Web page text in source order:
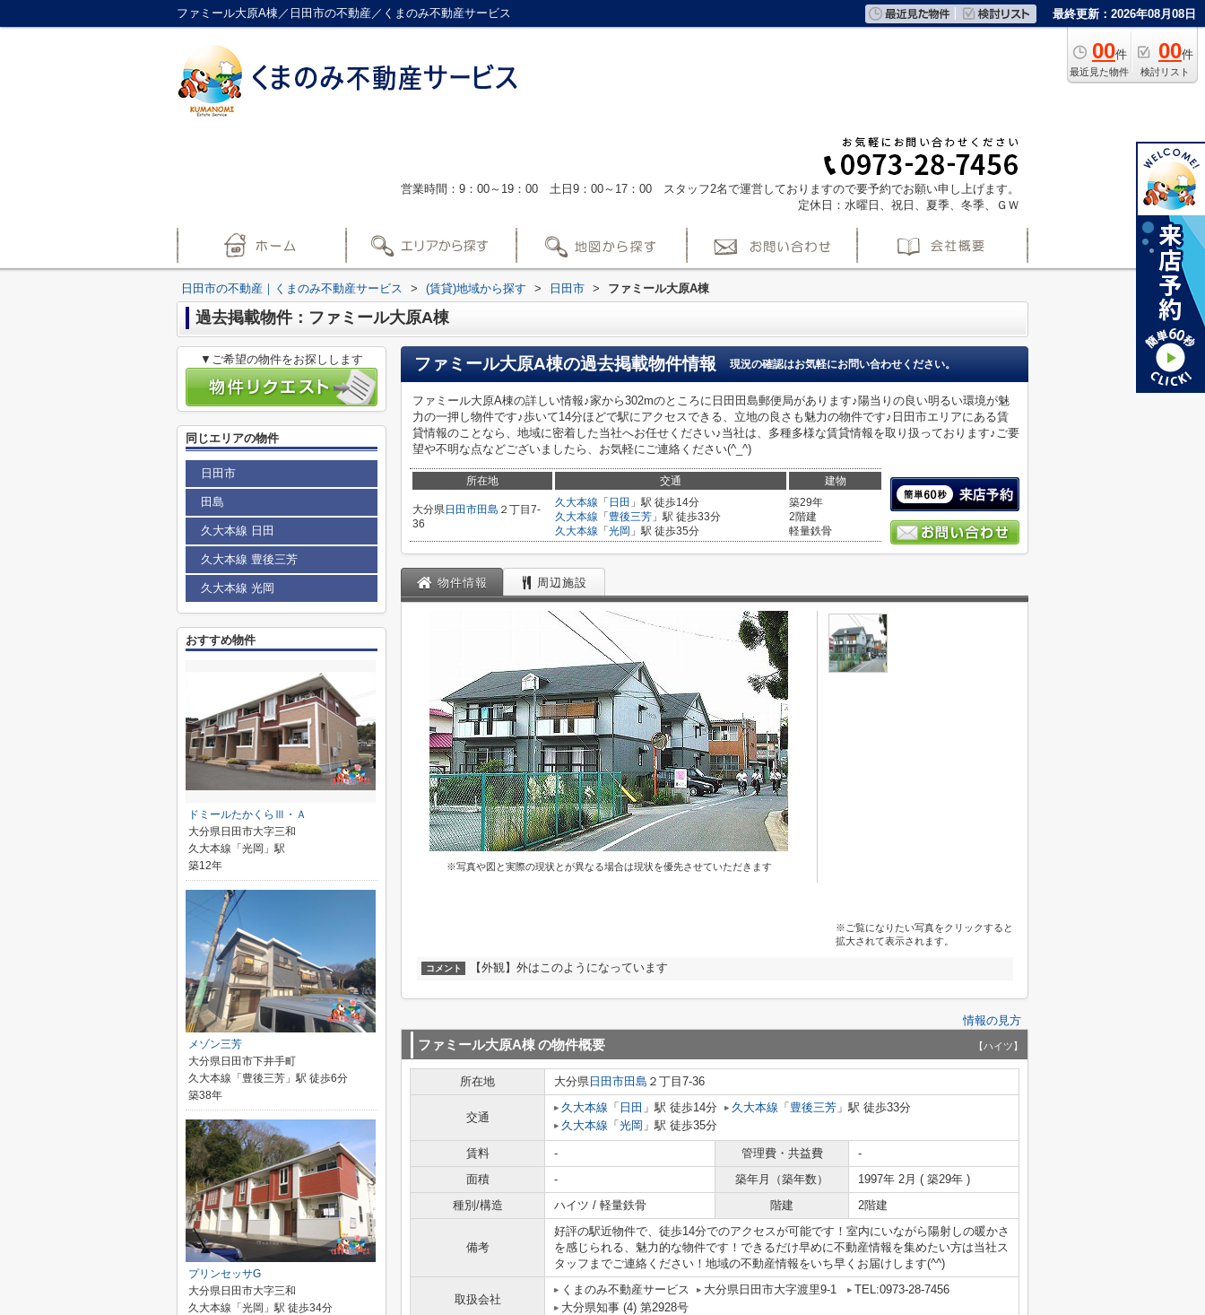
ファミール大原A棟／日田市の不動産／くまのみ不動産サービス 最終更新：2026年08月08日
00件
最近見た物件
00件
検討リスト
営業時間：9：00～19：00 土日9：00～17：00 スタッフ2名で運営しておりますので要予約でお願い申し上げます。
定休日：水曜日、祝日、夏季、冬季、ＧＷ
日田市の不動産｜くまのみ不動産サービス > (賃貸)地域から探す > 日田市 > ファミール大原A棟
過去掲載物件：ファミール大原A棟
ファミール大原A棟の過去掲載物件情報 現況の確認はお気軽にお問い合わせください。
ファミール大原A棟の詳しい情報♪家から302mのところに日田田島郵便局があります♪陽当りの良い明るい環境が魅
力の一押し物件です♪歩いて14分ほどで駅にアクセスできる、立地の良さも魅力の物件です♪日田市エリアにある賃
貸情報のことなら、地域に密着した当社へお任せください♪当社は、多種多様な賃貸情報を取り扱っております♪ご要
望や不明な点などございましたら、お気軽にご連絡ください(^_^)
所在地 交通 建物
大分県日田市田島 ２丁目7-
36
久大本線 「 日田 」駅 徒歩14分
久大本線 「 豊後三芳 」駅 徒歩33分
久大本線 「 光岡 」駅 徒歩35分
築29年
2階建
軽量鉄骨
物件情報 周辺施設
※写真や図と実際の現状とが異なる場合は現状を優先させていただきます
※ご覧になりたい写真をクリックすると
拡大されて表示されます。
コメント 【外観】外はこのようになっています
情報の見方
ファミール大原A棟の物件概要 【ハイツ】
所在地 大分県 日田市田島 ２丁目7-36
交通
久大本線 「 日田 」駅 徒歩14分 久大本線 「 豊後三芳 」駅 徒歩33分
久大本線 「 光岡 」駅 徒歩35分
賃料 - 管理費・共益費
-
面積
- 築年月（築年数）
1997年 2月 ( 築29年 )
種別/構造
ハイツ / 軽量鉄骨 階建 2階建
備考
好評の駅近物件で、徒歩14分でのアクセスが可能です！室内にいながら陽射しの暖かさ
を感じられる、魅力的な物件です！できるだけ早めに不動産情報を集めたい方は当社ス
タッフまでご連絡ください！地域の不動産情報をいち早くお届けします(^^)
取扱会社
くまのみ不動産サービス 大分県日田市大字渡里9-1
TEL:0973-28-7456
大分県知事 (4) 第2928号
▼ご希望の物件をお探しします
同じエリアの物件
日田市
田島
久大本線 日田
久大本線 豊後三芳
久大本線 光岡
おすすめ物件
ドミールたかくらⅢ・Ａ
大分県日田市大字三和
久大本線「光岡」駅
築12年
メゾン三芳
大分県日田市下井手町
久大本線「豊後三芳」駅 徒歩6分
築38年
プリンセッサG
大分県日田市大字三和
久大本線「光岡」駅 徒歩34分